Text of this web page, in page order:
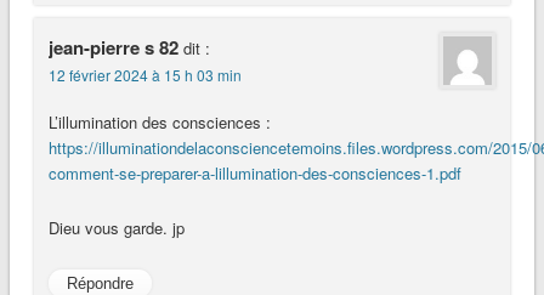
jean-pierre s 82 dit :
12 février 2024 à 15 h 03 min
L’illumination des consciences :
https://illuminationdelaconsciencetemoins.files.wordpress.com/2015/
comment-se-preparer-a-lillumination-des-consciences-1.pdf
Dieu vous garde. jp
Répondre